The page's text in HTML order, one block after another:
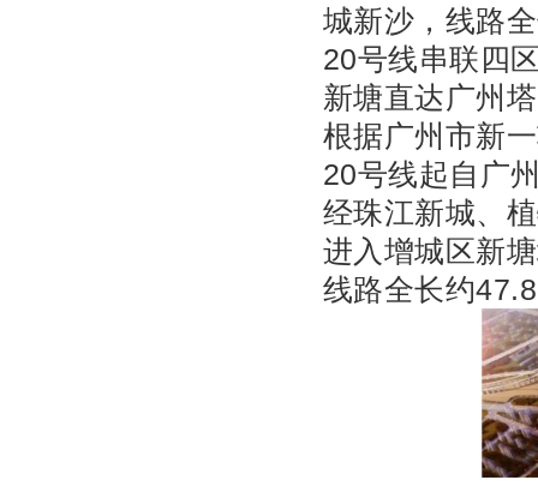
城新沙，线路
20号线串联四
新塘直达广州塔
根据广州市新
20号线起自广
经珠江新城、
进入增城区新
线路全长约